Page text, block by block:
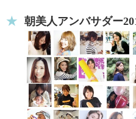
朝美人アンバサダー